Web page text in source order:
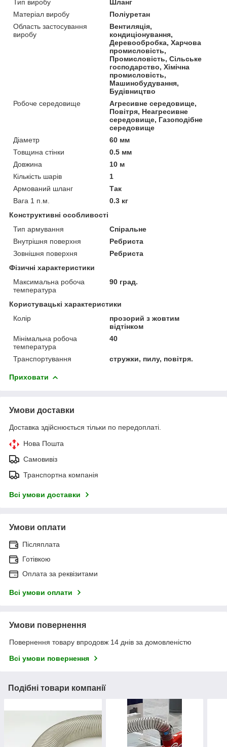
Тип виробу
Шланг
Матеріал виробу
Поліуретан
Область застосування
виробу
Вентиляція,
кондиціонування,
Деревообробка, Харчова
промисловість,
Промисловість, Сільське
господарство, Хімічна
промисловість,
Машинобудування,
Будівництво
Робоче середовище
Агресивне середовище,
Повітря, Неагресивне
середовище, Газоподібне
середовище
Діаметр
60 мм
Товщина стінки
0.5 мм
Довжина
10 м
Кількість шарів
1
Армований шланг
Так
Вага 1 п.м.
0.3 кг
Конструктивні особливості
Тип армування
Спіральне
Внутрішня поверхня
Ребриста
Зовнішня поверхня
Ребриста
Фізичні характеристики
Максимальна робоча
температура
90 град.
Користувацькi характеристики
Колір
прозорий з жовтим
відтінком
Мінімальна робоча
температура
40
Транспортування стружки, пилу, повітря.
Приховати
Умови доставки
Доставка здійснюється тільки по передоплаті.
Нова Пошта
Самовивіз
Транспортна компанія
Всі умови доставки
Умови оплати
Післяплата
Готівкою
Оплата за реквізитами
Всі умови оплати
Умови повернення
Повернення товару впродовж 14 днів за домовленістю
Всі умови повернення
Подібні товари компанії